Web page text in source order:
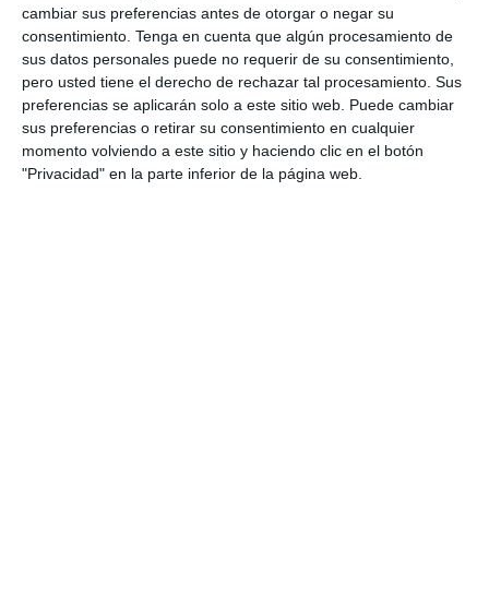
cambiar sus preferencias antes de otorgar o negar su
consentimiento. Tenga en cuenta que algún procesamiento de
sus datos personales puede no requerir de su consentimiento,
pero usted tiene el derecho de rechazar tal procesamiento. Sus
preferencias se aplicarán solo a este sitio web. Puede cambiar
sus preferencias o retirar su consentimiento en cualquier
momento volviendo a este sitio y haciendo clic en el botón
"Privacidad" en la parte inferior de la página web.